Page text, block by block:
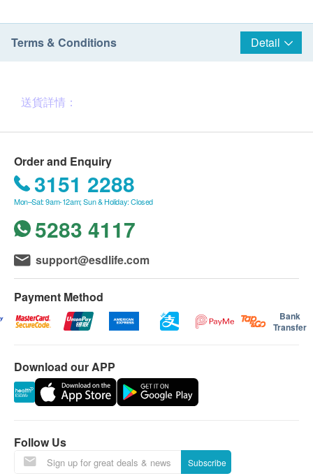
Terms & Conditions Detail
送貨詳情：
訂貨金額達HK$2,000
可享一次免費本地送貨服務 (離島、東涌及港外地區恕
不送貨)。
成功確認客戶付款後，所訂購之貨品於七個工作天內，
於星期一至五辦公時間送到指定之商業區辦公地址；如
節日前夕送貨安排：凡於2019年12月10日前訂購及付
款，可確保於2019年12月20日前送貨。
訂貨金額少於HK$2,000
由聖基道寄上朱古力券：持券者可於2019年12月1日至
廣場、觀塘apm、新蒲崗Mikiki廣場、葵芳新都會廣
場、荃灣愉景新城及馬鞍山新港城中心)、信和屯門市
廣場、健苗軒、生活好點及聖基道總辦事處。
辦事處地址：香港北角百福道21號香港青年協會大廈15
樓(鰂魚涌港鐵站C出口)
Order and Enquiry
3151 2288
Mon–Sat: 9am-12am; Sun & Holiday: Closed
5283 4117
support@esdlife.com
Payment Method
Bank
Transfer
Download our APP
Follow Us
Subscribe